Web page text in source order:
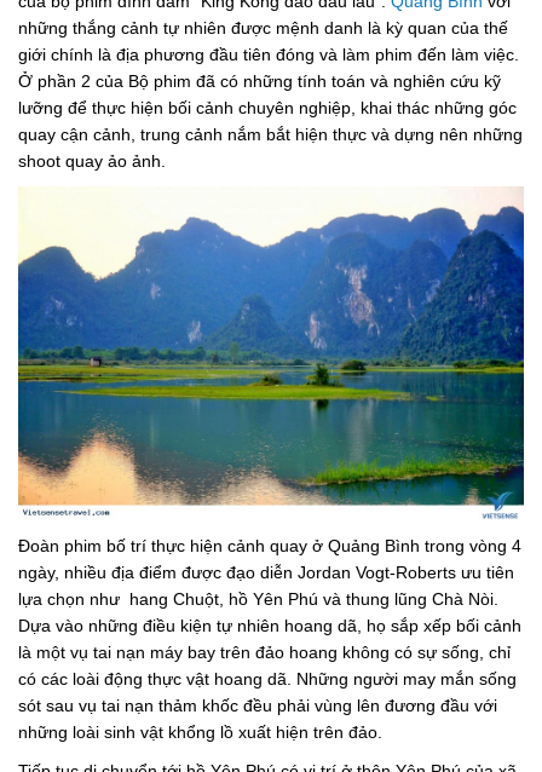
những thắng cảnh tự nhiên được mệnh danh là kỳ quan của thế
giới chính là địa phương đầu tiên đóng và làm phim đến làm việc.
Ở phần 2 của Bộ phim đã có những tính toán và nghiên cứu kỹ
lưỡng để thực hiện bối cảnh chuyên nghiệp, khai thác những góc
quay cận cảnh, trung cảnh nắm bắt hiện thực và dựng nên những
shoot quay ảo ảnh.
Đoàn phim bố trí thực hiện cảnh quay ở Quảng Bình trong vòng 4
ngày, nhiều địa điểm được đạo diễn Jordan Vogt-Roberts ưu tiên
lựa chọn như hang Chuột, hồ Yên Phú và thung lũng Chà Nòi.
Dựa vào những điều kiện tự nhiên hoang dã, họ sắp xếp bối cảnh
là một vụ tai nạn máy bay trên đảo hoang không có sự sống, chỉ
có các loài động thực vật hoang dã. Những người may mắn sống
sót sau vụ tai nạn thảm khốc đều phải vùng lên đương đầu với
những loài sinh vật khổng lồ xuất hiện trên đảo.